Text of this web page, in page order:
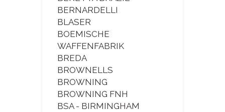
BERNARDELLI
BLASER
BOEMISCHE
WAFFENFABRIK
BREDA
BROWNELLS
BROWNING
BROWNING FNH
BSA - BIRMINGHAM